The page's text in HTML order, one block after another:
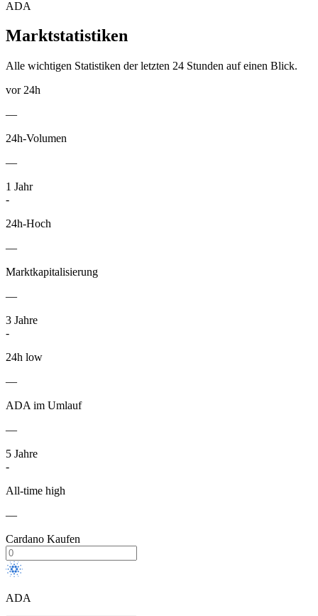
ADA
Marktstatistiken
Alle wichtigen Statistiken der letzten 24 Stunden auf einen Blick.
vor 24h
—
24h-Volumen
—
1 Jahr
-
24h-Hoch
—
Marktkapitalisierung
—
3 Jahre
-
24h low
—
ADA im Umlauf
—
5 Jahre
-
All-time high
—
Cardano Kaufen
ADA